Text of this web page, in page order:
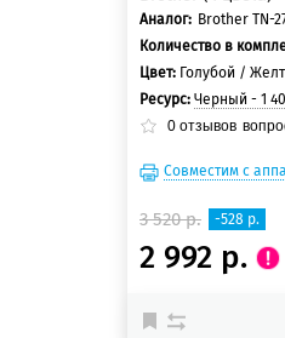
Аналог:
Количество в
Цвет: Голубой /
Ресурс: Черный - 1 400
0 отзывов
Совместим с
3 520 р. -528 р.
2 992 р.